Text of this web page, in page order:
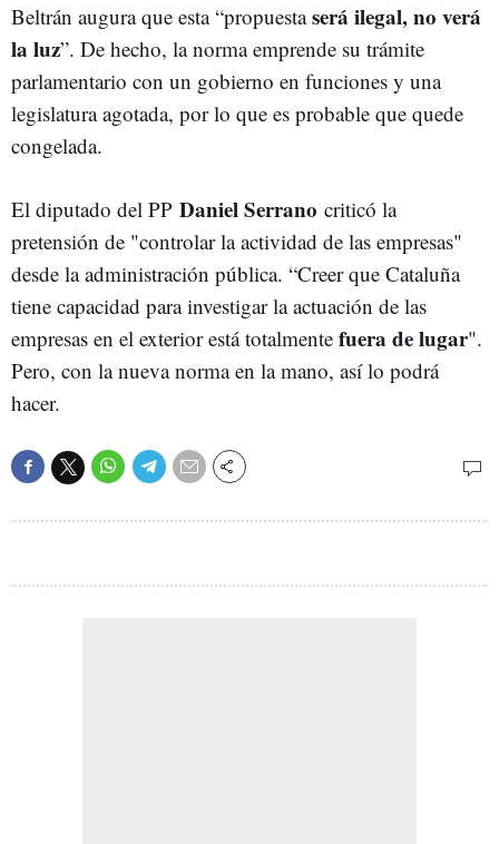
Beltrán augura que esta “propuestaserá ilegal, no verá
la luz”. De hecho, la norma emprende su trámite
parlamentario con un gobierno en funciones y una
legislatura agotada, por lo que es probable que quede
congelada.
El diputado del PP Daniel Serrano criticó la
pretensión de "controlar la actividad de las empresas"
desde la administración pública. “Creer que Cataluña
tiene capacidad para investigar la actuación de las
empresas en el exterior está totalmente fuera de lugar".
Pero, con la nueva norma en la mano, así lo podrá
hacer.